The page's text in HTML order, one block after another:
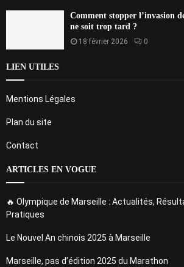
Comment stopper l’invasion
ne soit trop tard ?
18 février 2026 0
LIEN UTILES
Mentions Légales
Plan du site
Contact
ARTICLES EN VOGUE
🔥 Olympique de Marseille : Actualités,
Pratiques
Le Nouvel An chinois 2025 à Marseille
Marseille, pas d’édition 2025 du Marathon